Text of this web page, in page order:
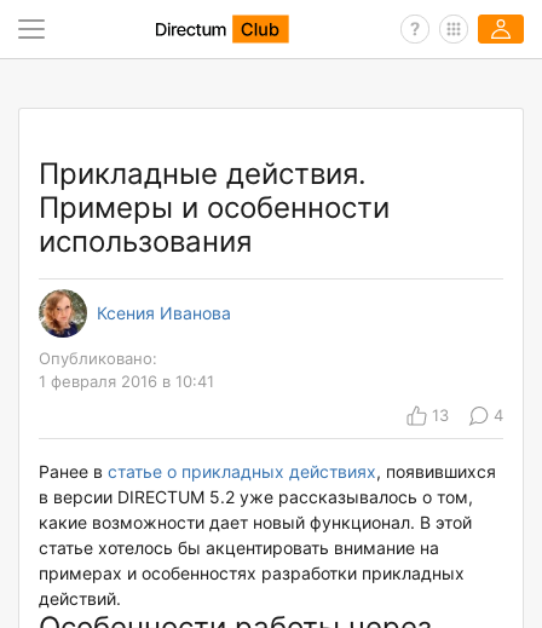
Прикладные действия.
Примеры и особенности
использования
Ксения Иванова
Опубликовано:
1 февраля 2016 в 10:41
13
4
Ранее в статье о прикладных действиях, появившихся
в версии DIRECTUM 5.2 уже рассказывалось о том,
какие возможности дает новый функционал. В этой
статье хотелось бы акцентировать внимание на
примерах и особенностях разработки прикладных
действий.